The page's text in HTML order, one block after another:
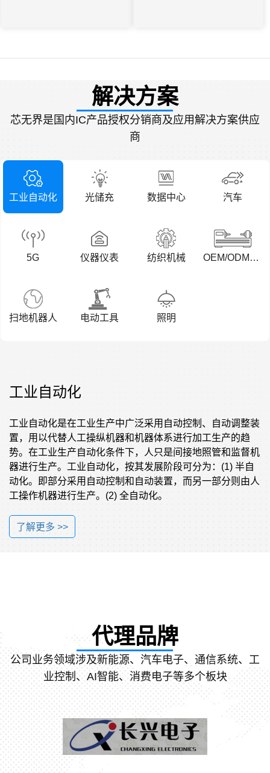
解决方案
芯无界是国内IC产品授权分销商及应用解决方案供应
商
工业自动化 光储充 数据中心 汽车
5G 仪器仪表 纺织机械 OEM/ODM工厂
扫地机器人 电动工具 照明
工业自动化
工业自动化是在工业生产中广泛采用自动控制、自动调整装
置，用以代替人工操纵机器和机器体系进行加工生产的趋
势。在工业生产自动化条件下，人只是间接地照管和监督机
器进行生产。工业自动化，按其发展阶段可分为：(1) 半自
动化。即部分采用自动控制和自动装置，而另一部分则由人
工操作机器进行生产。(2) 全自动化。
了解更多 >>
代理品牌
公司业务领域涉及新能源、汽车电子、通信系统、工
业控制、AI智能、消费电子等多个板块